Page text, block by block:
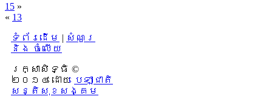
15 »
« 13
ទំព័រដើម | សំណួរ
និង ចំលើយ
រក្សាសិទ្ធិ ©
២០១៤ ដោយ​ បេឡាជាតិ
សន្តិសុខសង្គម